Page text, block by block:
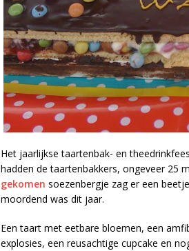
Het jaarlijkse taartenbak- en
hadden de taartenbakkers, ongeveer 25
gekomen soezenbergje zag er een
moordend was dit jaar.
Een taart met eetbare bloemen, een
explosies, een reusachtige cupcake en